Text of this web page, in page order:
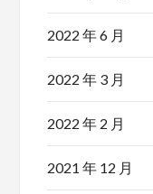
2022 年 6 月
2022 年 3 月
2022 年 2 月
2021 年 12 月